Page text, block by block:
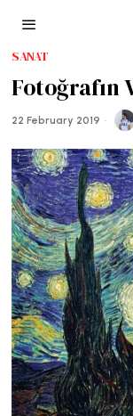
SANAT
Fotoğrafın
22 February 2019